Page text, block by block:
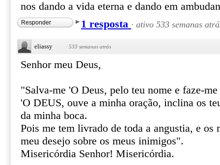
nos dando a vida eterna e dando em
Responder 1 resposta · ativo 533 semanas
eliassy · 533 semanas atrás
Senhor meu Deus,
"Salva-me 'O Deus, pelo teu nome e faze-
'O DEUS, ouve a minha oração, inclina os
da minha boca.
Pois me tem livrado de toda a angustia, e os
meu desejo sobre os meus inimigos".
Misericórdia Senhor! Misericórdia.